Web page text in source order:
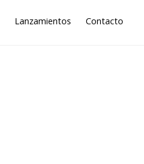
Lanzamientos Contacto